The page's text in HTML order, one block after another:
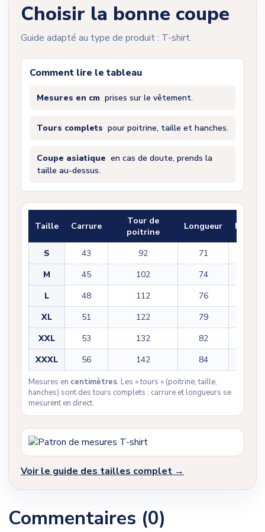
Choisir la bonne coupe
Guide adapté au type de produit : T-shirt.
Comment lire le tableau
Mesures en cm prises sur le vêtement.
Tours complets pour poitrine, taille et hanches.
Coupe asiatique en cas de doute, prends la
taille au-dessus.
Taille Carrure
Tour de
poitrine
Longueur
S 43 92 71
M
45 102 74
L
48 112 76
XL
51 122 79
XXL
53 132 82
XXXL
56 142 84
Mesures en centimètres. Les « tours » (poitrine, taille,
hanches) sont des tours complets ; carrure et longueurs se
mesurent en direct.
Voir le guide des tailles complet →
Commentaires (0)